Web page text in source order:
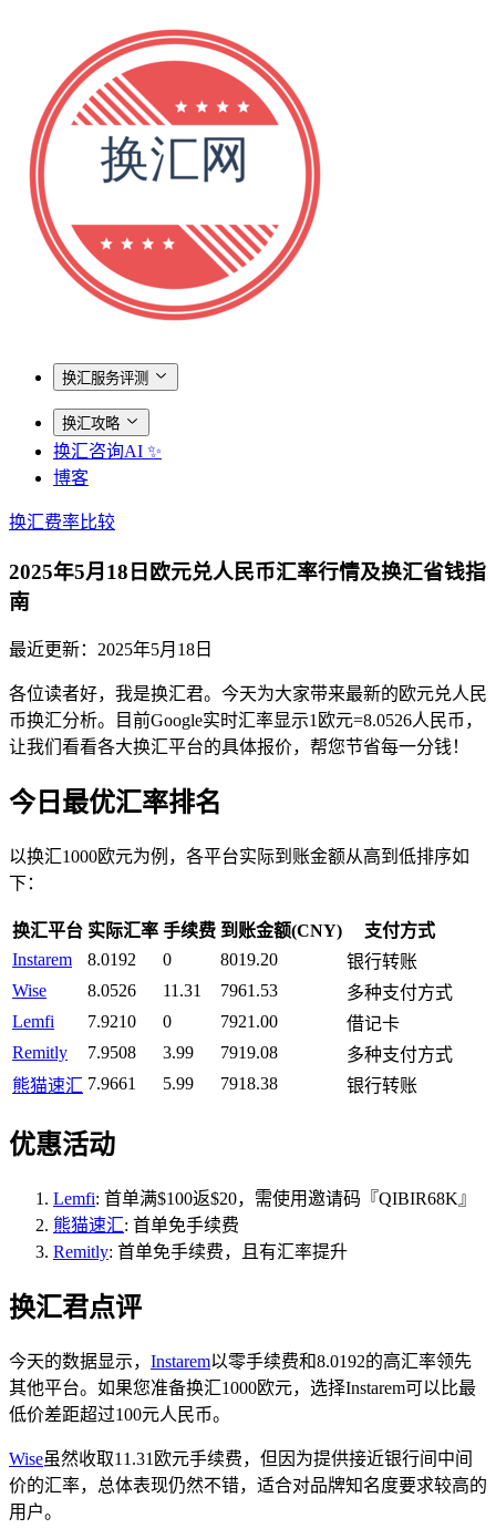
换汇服务评测
换汇攻略
换汇咨询AI ✨
博客
换汇费率比较
2025年5月18日欧元兑人民币汇率行情及换汇省钱指
南
最近更新： 2025年5月18日
各位读者好，我是换汇君。今天为大家带来最新的欧元兑人民
币换汇分析。目前Google实时汇率显示1欧元=8.0526人民币，
让我们看看各大换汇平台的具体报价，帮您节省每一分钱！
今日最优汇率排名
以换汇1000欧元为例，各平台实际到账金额从高到低排序如
下：
换汇平台 实际汇率 手续费 到账金额(CNY)
支付方式
Instarem
8.0192 0 8019.20
银行转账
Wise
8.0526 11.31 7961.53
多种支付方式
Lemfi
7.9210 0 7921.00
借记卡
Remitly
7.9508 3.99 7919.08
多种支付方式
熊猫速汇 7.9661 5.99 7918.38 银行转账
优惠活动
Lemfi: 首单满$100返$20，需使用邀请码『QIBIR68K』
熊猫速汇: 首单免手续费
Remitly: 首单免手续费，且有汇率提升
换汇君点评
今天的数据显示， Instarem以零手续费和8.0192的高汇率领先
其他平台。如果您准备换汇1000欧元，选择Instarem可以比最
低价差距超过100元人民币。
Wise虽然收取11.31欧元手续费，但因为提供接近银行间中间
价的汇率，总体表现仍然不错，适合对品牌知名度要求较高的
用户。